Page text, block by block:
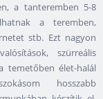
a tanteremben 5-8
a teremben,
stb. Ezt nagyon
szürreális
temetőben élet-halál
hosszabb